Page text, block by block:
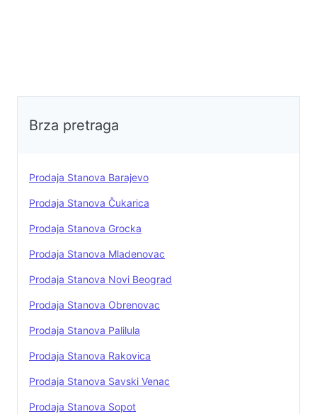
Brza pretraga
Prodaja Stanova Barajevo
Prodaja Stanova Čukarica
Prodaja Stanova Grocka
Prodaja Stanova Mladenovac
Prodaja Stanova Novi Beograd
Prodaja Stanova Obrenovac
Prodaja Stanova Palilula
Prodaja Stanova Rakovica
Prodaja Stanova Savski Venac
Prodaja Stanova Sopot